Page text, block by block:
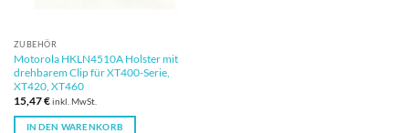
ZUBEHÖR
Motorola HKLN4510A Holster mit
drehbarem Clip für XT400-Serie,
XT420, XT460
15,47€inkl. MwSt.
IN DEN WARENKORB